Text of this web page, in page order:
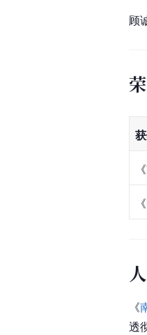
顾
《
《
《
透